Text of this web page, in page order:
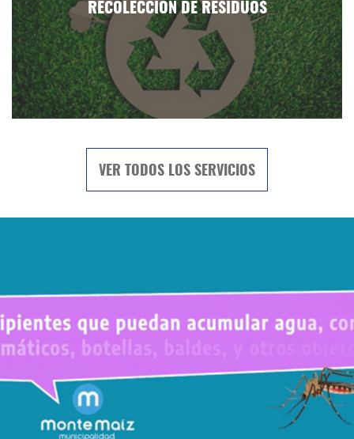
RECOLECCIÓN DE RESIDUOS
VER TODOS LOS SERVICIOS